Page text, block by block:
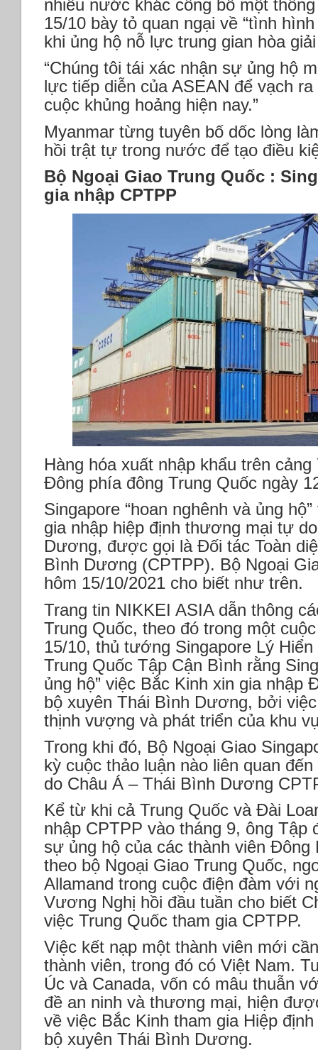
nhiều nước khác công bố một
15/10 bày tỏ quan ngại về “tình
khi ủng hộ nỗ lực trung gian hòa
“Chúng tôi tái xác nhận sự ủng hộ
lực tiếp diễn của ASEAN để vạch
cuộc khủng hoảng hiện nay.”
Myanmar từng tuyên bố dốc lòng
hồi trật tự trong nước để tạo điều
Bộ Ngoại Giao Trung Quốc :
gia nhập CPTPP
Hàng hóa xuất nhập khẩu trên
Đông phía đông Trung Quốc ngày
Singapore “hoan nghênh và ủng
gia nhập hiệp định thương mại tự
Dương, được gọi là Đối tác Toàn
Bình Dương (CPTPP). Bộ Ngoại
hôm 15/10/2021 cho biết như trên.
Trang tin NIKKEI ASIA dẫn thông
Trung Quốc, theo đó trong một
15/10, thủ tướng Singapore Lý
Trung Quốc Tập Cận Bình rằng
ủng hộ” việc Bắc Kinh xin gia nhập
bộ xuyên Thái Bình Dương, bởi
thịnh vượng và phát triển của khu
Trong khi đó, Bộ Ngoại Giao
kỳ cuộc thảo luận nào liên quan
do Châu Á – Thái Bình Dương
Kể từ khi cả Trung Quốc và Đài
nhập CPTPP vào tháng 9, ông
sự ủng hộ của các thành viên Đông
theo bộ Ngoại Giao Trung Quốc,
Allamand trong cuộc điện đàm với
Vương Nghị hồi đầu tuần cho biết
việc Trung Quốc tham gia CPTPP.
Việc kết nạp một thành viên mới
thành viên, trong đó có Việt Nam.
Úc và Canada, vốn có mâu thuẫn
đề an ninh và thương mại, hiện
về việc Bắc Kinh tham gia Hiệp
bộ xuyên Thái Bình Dương.